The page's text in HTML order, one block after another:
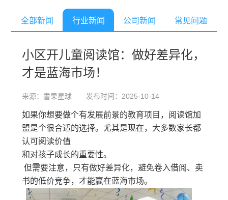
全部新闻 行业新闻 公司新闻 常见问题
小区开儿童阅读馆：做好差异化，
才是蓝海市场！
来源：書果星球 发布时间：2025-10-14
如果你想要做个有发展前景的教育项目，阅读馆加
盟是个很合适的选择。尤其是现在，大多数家长都
认可阅读价值
和对孩子成长的重要性。
但需要注意，只有做好差异化，避免卷入借阅、卖
书的低价竞争，才能赢在蓝海市场。